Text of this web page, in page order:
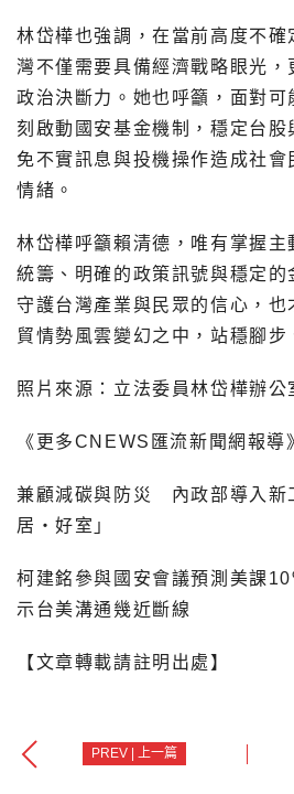
林岱樺也強調，在當前高度不確
灣不僅需要具備經濟戰略眼光，
政治決斷力。她也呼籲，面對可
刻啟動國安基金機制，穩定台股
免不實訊息與投機操作造成社
情緒。
林岱樺呼籲賴清德，唯有掌握主
統籌、明確的政策訊號與穩定的
守護台灣產業與民眾的信心，也
貿情勢風雲變幻之中，站穩腳步
照片來源：立法委員林岱樺辦公
《更多CNEWS匯流新聞網報導
兼顧減碳與防災 內政部導入新
居‧好室」
柯建銘參與國安會議預測美課
示台美溝通幾近斷線
【文章轉載請註明出處】
PREV | 上一篇